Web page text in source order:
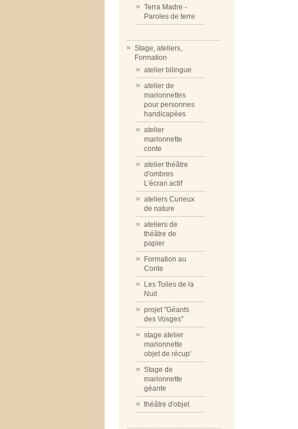
Terra Madre -
Paroles de terre
Stage, ateliers,
Formation
atelier bilingue
atelier de
marionnettes
pour personnes
handicapées
atelier
marionnette
conte
atelier théâtre
d'ombres
L'écran actif
ateliers Curieux
de nature
ateliers de
théâtre de
papier
Formation au
Conte
Les Toiles de la
Nuit
projet "Géants
des Vosges"
stage atelier
marionnette
objet de récup'
Stage de
marionnette
géante
théâtre d'objet